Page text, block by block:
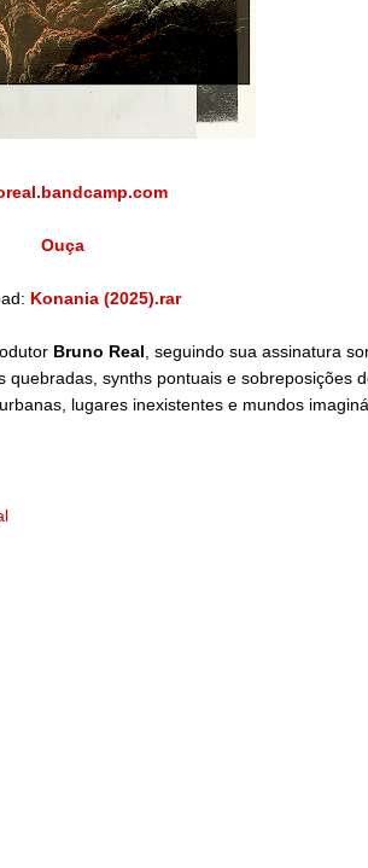
Ouça
Konania (2025).rar
Bruno Real, seguindo sua assinatura
synths pontuais e sobreposições
lugares inexistentes e mundos